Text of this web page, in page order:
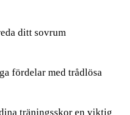
ditt sovrum
fördelar med trådlösa
träningsskor en viktig